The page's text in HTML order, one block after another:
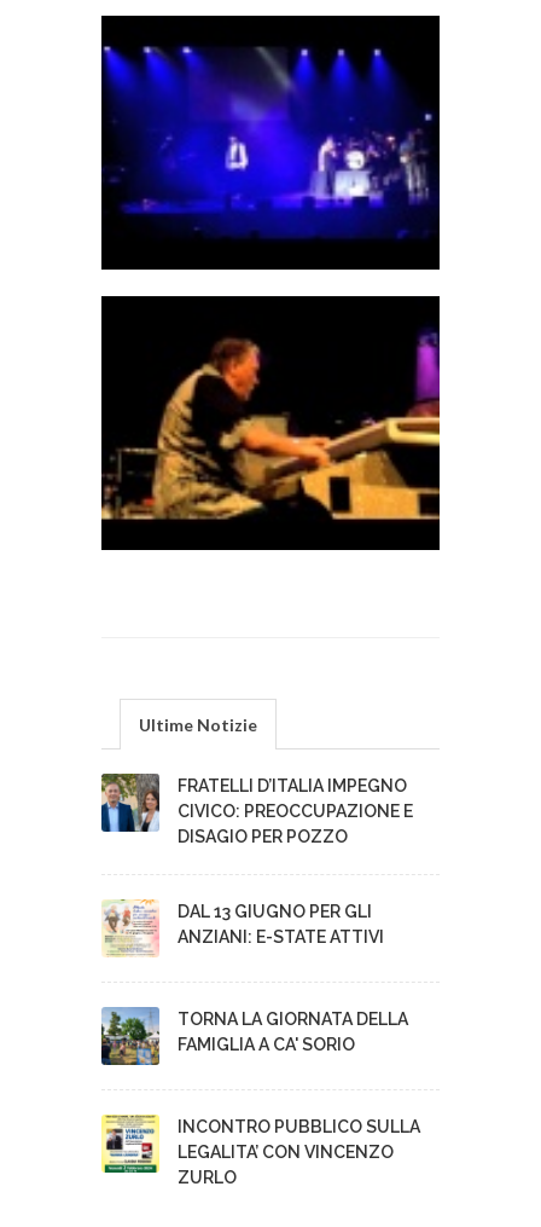
Ultime Notizie
FRATELLI D’ITALIA IMPEGNO
CIVICO: PREOCCUPAZIONE E
DISAGIO PER POZZO
DAL 13 GIUGNO PER GLI
ANZIANI: E-STATE ATTIVI
TORNA LA GIORNATA DELLA
FAMIGLIA A CA' SORIO
INCONTRO PUBBLICO SULLA
LEGALITA’ CON VINCENZO
ZURLO